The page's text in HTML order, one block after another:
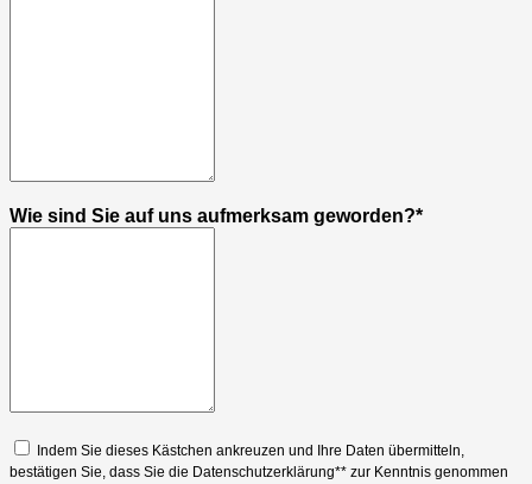
Wie sind Sie auf uns aufmerksam geworden?*
Indem Sie dieses Kästchen ankreuzen und Ihre Daten übermitteln,
bestätigen Sie, dass Sie die Datenschutzerklärung** zur Kenntnis genommen